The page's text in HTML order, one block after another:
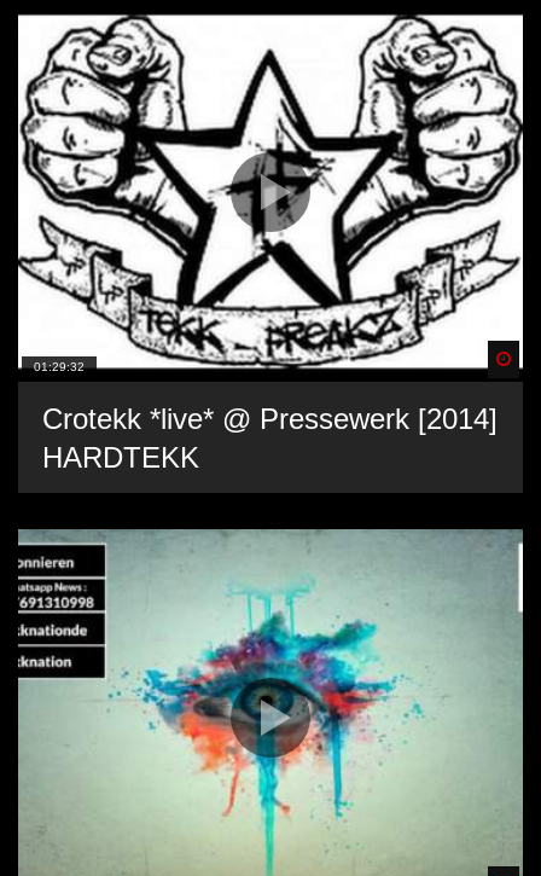
01:29:32
Crotekk *live* @ Pressewerk [2014]
HARDTEKK